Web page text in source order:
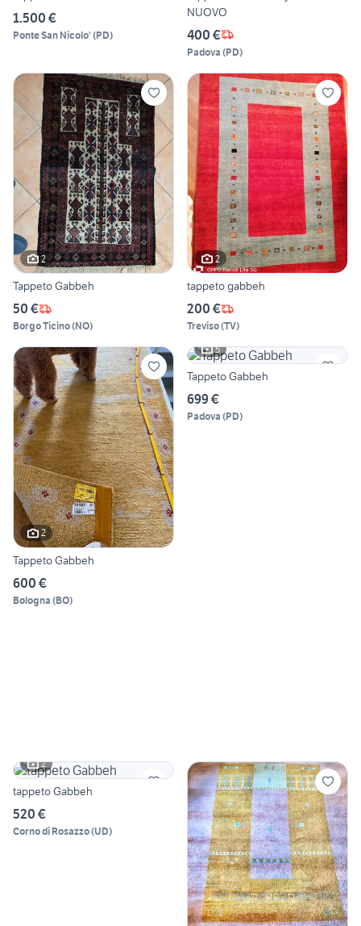
1.500 €
Ponte San Nicolo' (PD)
NUOVO
400 €
Padova (PD)
2
Tappeto Gabbeh
50 €
Borgo Ticino(NO)
2
tappeto gabbeh
200 €
Treviso(TV)
2
Tappeto Gabbeh
600 €
Bologna (BO)
5
Tappeto Gabbeh
699 €
Padova (PD)
2
tappeto Gabbeh
520 €
Corno di Rosazzo(UD)